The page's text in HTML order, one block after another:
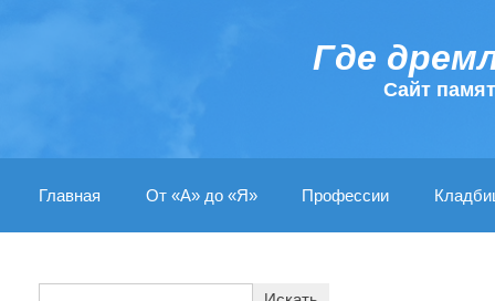
Где
Cайт
Главная От «А» до «Я» Профессии